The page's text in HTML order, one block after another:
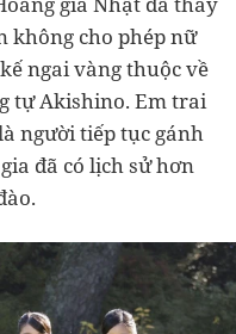
không cho phép nữ
ngai vàng thuộc về
tự Akishino. Em trai
người tiếp tục gánh
đã có lịch sử hơn